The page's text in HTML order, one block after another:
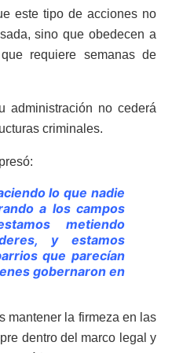
este tipo de acciones no
sino que obedecen a
requiere semanas de
administración no cederá
criminales.
lo que nadie
a los campos
metiendo
y estamos
que parecían
gobernaron en
mantener la firmeza en las
dentro del marco legal y